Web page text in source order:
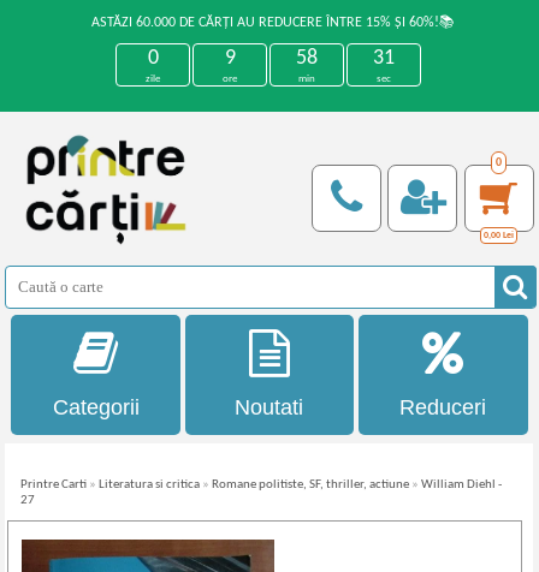
ASTĂZI 60.000 DE CĂRȚI AU REDUCERE ÎNTRE 15% ȘI 60%!📚
0
zile
9
ore
58
min
30
sec
0
0,00 Lei
Categorii Noutati Reduceri
Printre Carti » Literatura si critica » Romane politiste, SF, thriller, actiune »William Diehl -
27